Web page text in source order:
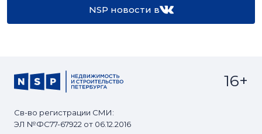
NSP новости в
Св-во регистрации СМИ:
ЭЛ №ФС77-67922 от 06.12.2016
16+